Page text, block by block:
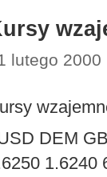
lutego 2000
DEM
1.6240